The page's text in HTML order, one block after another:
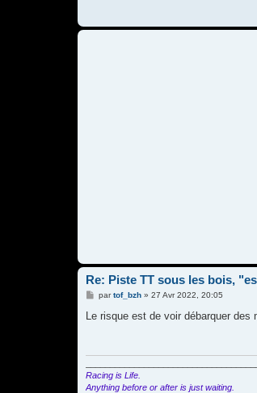
Re: Piste TT sous les bois,
M
s
partof_bzh» 27 Avr 2022, 20:05
Le risque est de voir débarquer
Racing is Life.
Anything before or after is just waiting.